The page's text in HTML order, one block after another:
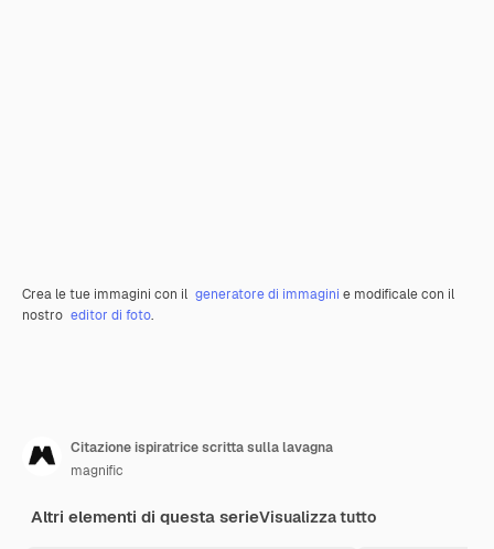
Crea le tue immagini con il generatore di immagini e modificale con il
nostro editor di foto.
Citazione ispiratrice scritta sulla lavagna
magnific
Altri elementi di questa serieVisualizza tutto